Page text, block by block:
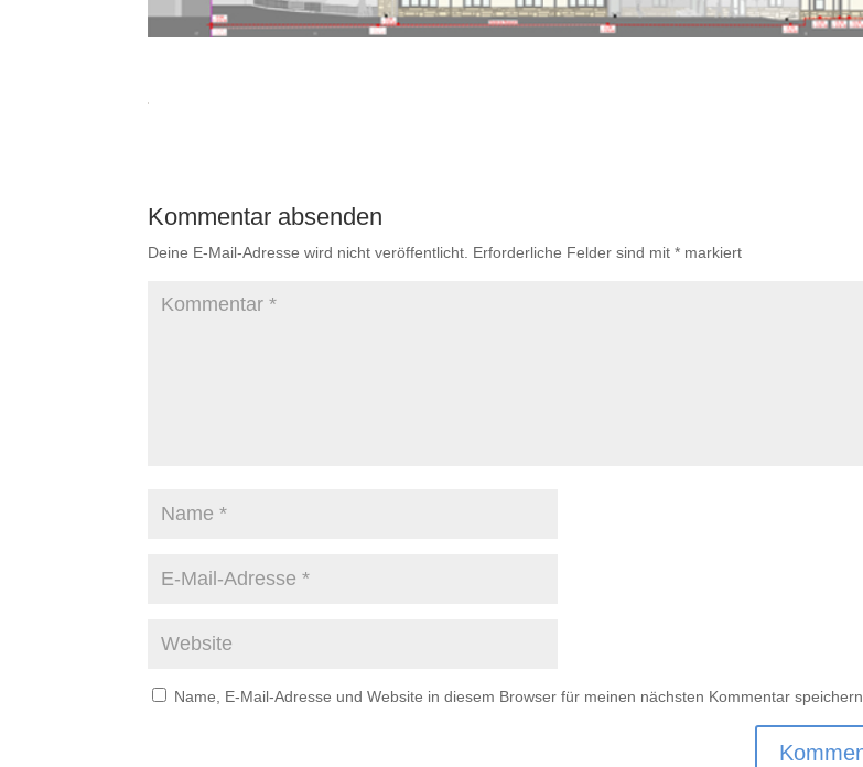
Kommentar absenden
Deine E-Mail-Adresse wird nicht veröffentlicht. Erforderliche Felder sind mit* markiert
Name, E-Mail-Adresse und Website in diesem Browser für meinen nächsten Kommentar speichern.